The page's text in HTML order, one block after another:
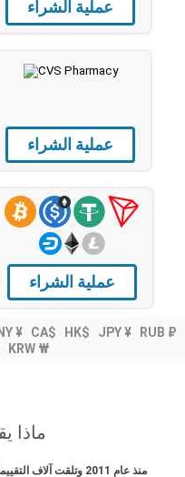
عملية الشراء
عملية الشراء
عملية الشراء
¥ CA$ HK$ JPY ¥
RUB ₽
KRW ₩
ماذا
تعمل FlowVPN منذ عام 2011 وتلقت آلاف التقييمات من فئة الخمس نجوم